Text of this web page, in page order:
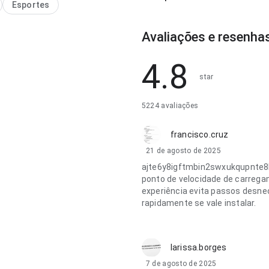
Esportes
Avaliações e
4.8 star
5224 avaliações
francisco.cruz
21 de agosto de 2025
ponto de velocidade de
experiência evita passos
rapidamente se vale instalar.
larissa.borges
7 de agosto de 2025